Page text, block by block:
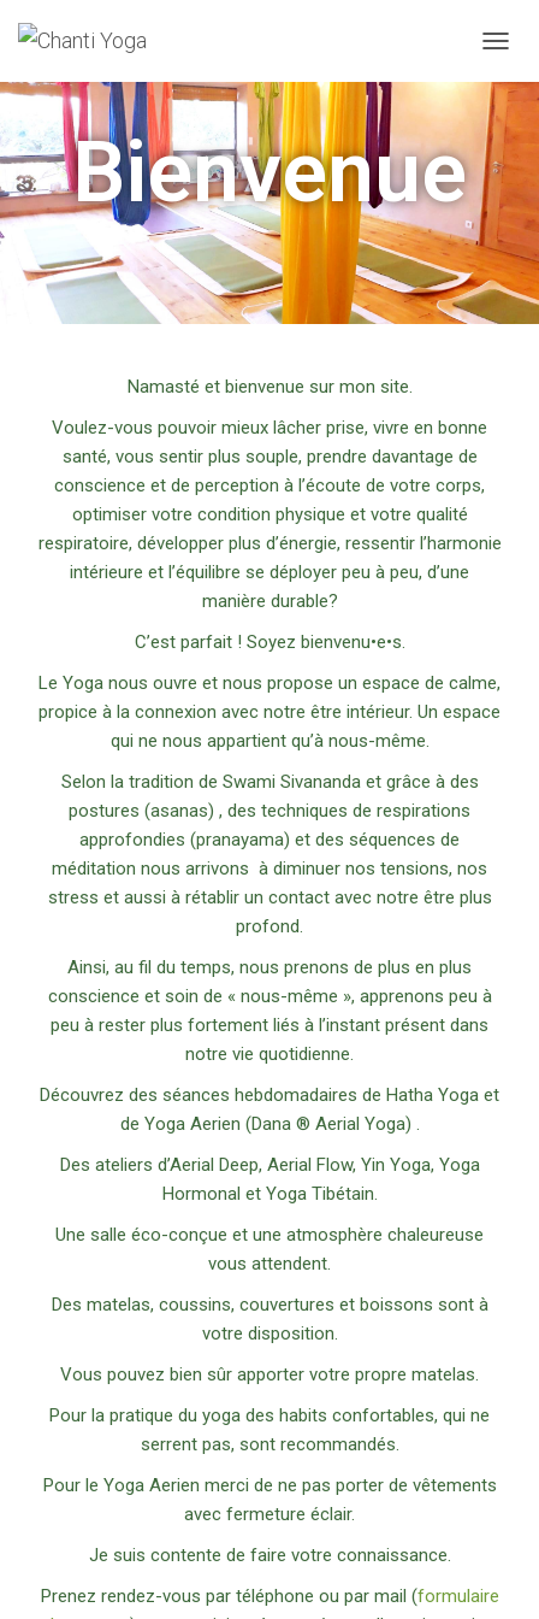
Bienvenue
Namasté et bienvenue sur mon site.
Voulez-vous pouvoir mieux lâcher prise, vivre en bonne
santé, vous sentir plus souple, prendre davantage de
conscience et de perception à l’écoute de votre corps,
optimiser votre condition physique et votre qualité
respiratoire, développer plus d’énergie, ressentir l’harmonie
intérieure et l’équilibre se déployer peu à peu, d’une
manière durable?
C’est parfait ! Soyez bienvenu•e•s.
Le Yoga nous ouvre et nous propose un espace de calme,
propice à la connexion avec notre être intérieur. Un espace
qui ne nous appartient qu’à nous-même.
Selon la tradition de Swami Sivananda et grâce à des
postures (asanas) , des techniques de respirations
approfondies (pranayama) et des séquences de
méditation nous arrivons à diminuer nos tensions, nos
stress et aussi à rétablir un contact avec notre être plus
profond.
Ainsi, au fil du temps, nous prenons de plus en plus
conscience et soin de « nous-même », apprenons peu à
peu à rester plus fortement liés à l’instant présent dans
notre vie quotidienne.
Découvrez des séances hebdomadaires de Hatha Yoga et
de Yoga Aerien (Dana ® Aerial Yoga) .
Des ateliers d’Aerial Deep, Aerial Flow, Yin Yoga, Yoga
Hormonal et Yoga Tibétain.
Une salle éco-conçue et une atmosphère chaleureuse
vous attendent.
Des matelas, coussins, couvertures et boissons sont à
votre disposition.
Vous pouvez bien sûr apporter votre propre matelas.
Pour la pratique du yoga des habits confortables, qui ne
serrent pas, sont recommandés.
Pour le Yoga Aerien merci de ne pas porter de vêtements
avec fermeture éclair.
Je suis contente de faire votre connaissance.
Prenez rendez-vous par téléphone ou par mail (formulaire